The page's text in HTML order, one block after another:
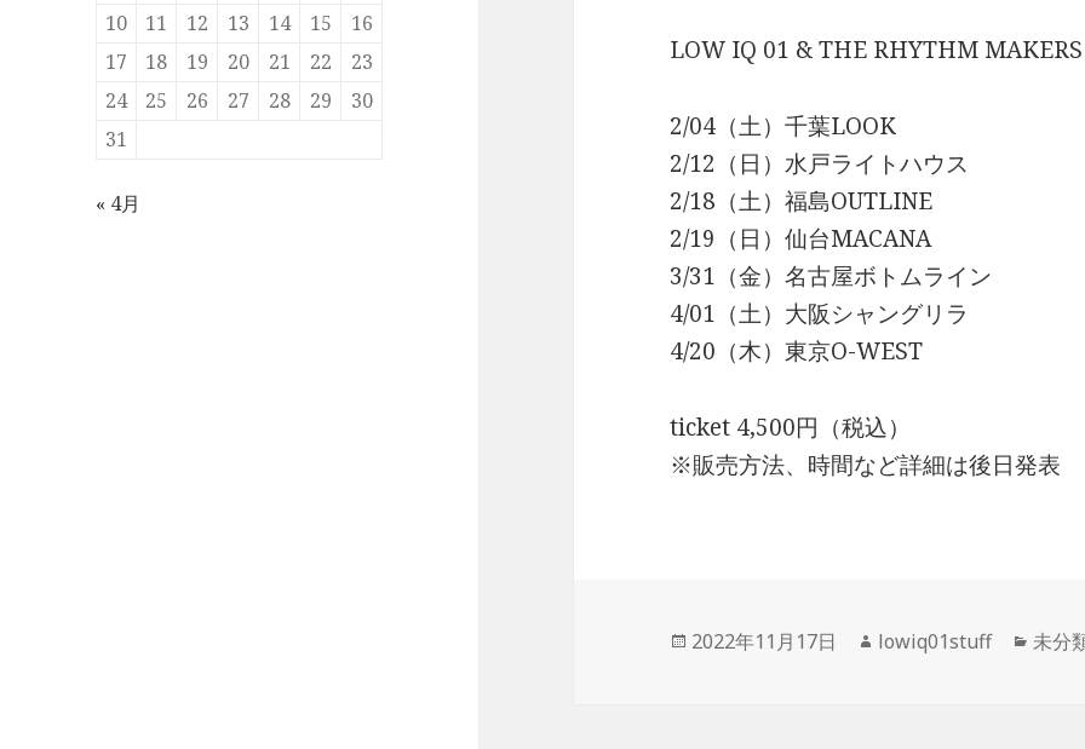
10
11 12 13 14 15
16
17
18 19 20 21 22
23
24
25 26 27 28 29
30
31
« 4月
LOW IQ 01 & THE RHYTHM
2/04（土）千葉LOOK
2/12（日）水戸ライトハウス
2/18（土）福島OUTLINE
2/19（日）仙台MACANA
3/31（金）名古屋ボトムライン
4/01（土）大阪シャングリラ
4/20（木）東京O-WEST
ticket 4,500円（税込）
※販売方法、時間など詳細は後日発表
投
2022年11月17日
作
lowiq01stuff
カ
未分